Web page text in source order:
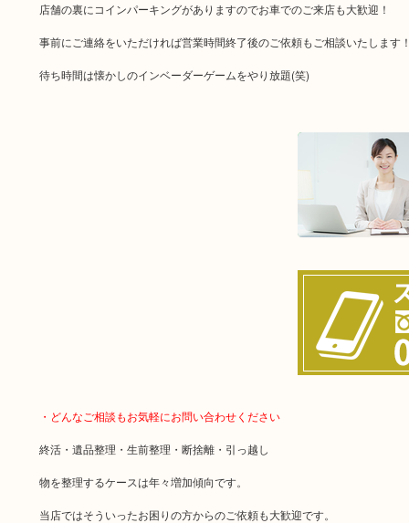
店舗の裏にコインパーキングがありますのでお車でのご来店も大歓迎！
事前にご連絡をいただければ営業時間終了後のご依頼もご相談いたします
待ち時間は懐かしのインベーダーゲームをやり放題(笑)
・どんなご相談もお気軽にお問い合わせください
終活・遺品整理・生前整理・断捨離・引っ越し
物を整理するケースは年々増加傾向です。
当店ではそういったお困りの方からのご依頼も大歓迎です。